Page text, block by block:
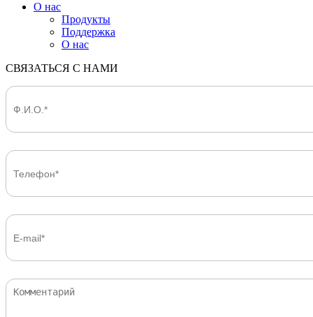
О нас
Продукты
Поддержка
О нас
СВЯЗАТЬСЯ С НАМИ